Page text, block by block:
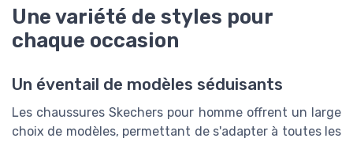
Une variété de styles pour
chaque occasion
Un éventail de modèles séduisants
Les chaussures Skechers pour homme offrent un large
choix de modèles, permettant de s'adapter à toutes les